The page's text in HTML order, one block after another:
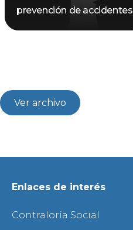
prevención de accidentes
Ver archivo
Enlaces de interés
Contraloría Social